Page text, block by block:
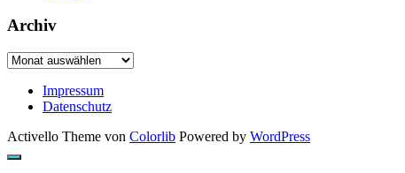
Archiv
Archiv
Impressum
Datenschutz
Activello Theme von Colorlib Powered by WordPress